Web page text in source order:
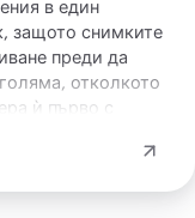
в един
защото снимките
преди да
отколкото
ѝ първо с
когато